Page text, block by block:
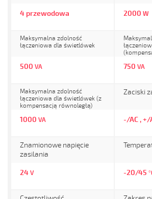
4 przewodowa 2000 W
Maksymalna zdolność
łączeniowa dla świetlówek
500 VA 750 VA
Maksymalna zdolność
łączeniowa dla świetlówek (z
kompensacją równoległą)
1000 VA
Zaciski
-/AC , +/
Znamionowe napięcie
zasilania
24 V -20/45